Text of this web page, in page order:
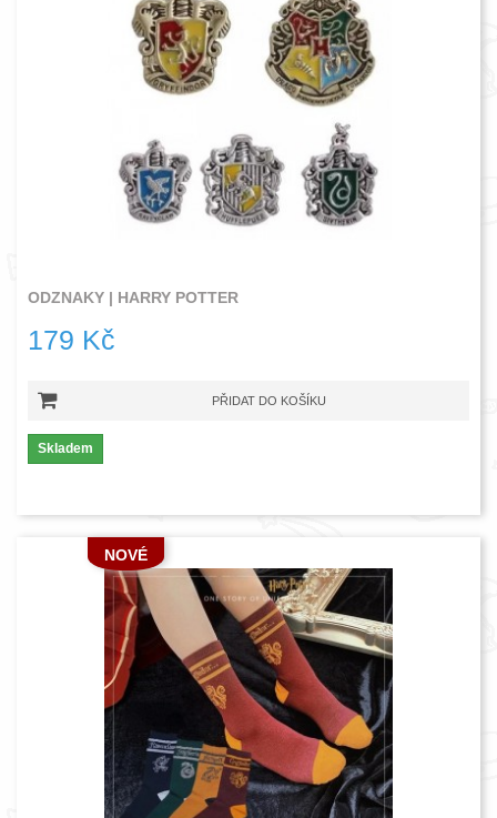
ODZNAKY | HARRY POTTER
179 Kč
PŘIDAT DO KOŠÍKU
Skladem
NOVÉ